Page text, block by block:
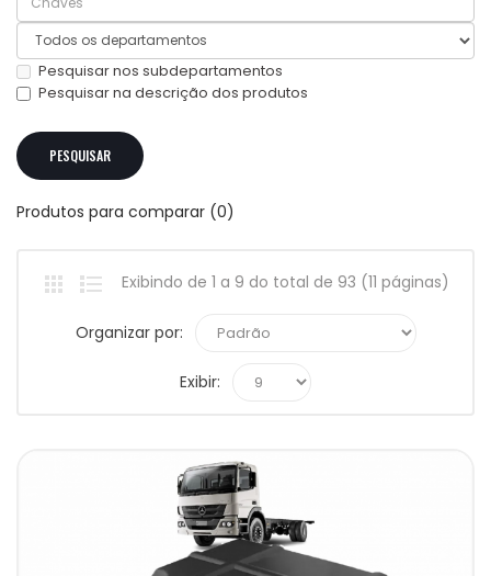
Pesquisar nos subdepartamentos
Pesquisar na descrição dos produtos
Produtos para comparar (0)
Exibindo de 1 a 9 do total de 93 (11 páginas)
Organizar por:
Exibir: